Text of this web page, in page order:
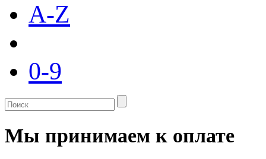
A-Z
0-9
Мы принимаем к оплате